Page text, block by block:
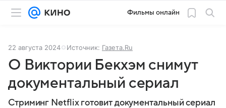
Фильмы онлайн
22 августа 2024 Источник: Газета.Ru
О Виктории Бекхэм снимут
документальный сериал
Стриминг Netflix готовит документальный сериал